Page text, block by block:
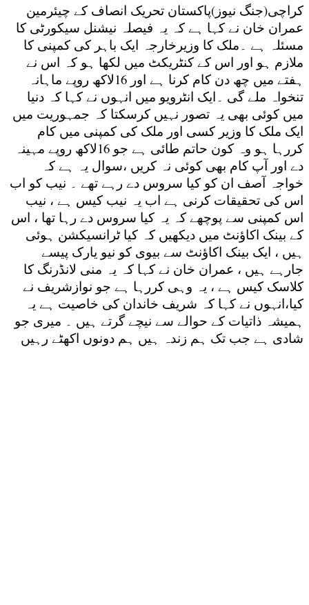
کراچی(جنگ نیوز)پاکستان تحریک انصاف کے چیئرمین
عمران خان نے کہا ہے کہ یہ فیصلہ نیشنل سیکورٹی کا
مسئلہ ہے ۔ملک کا وزیرخارجہ ایک باہر کی کمپنی کا
ملازم ہو اور اس کے کنٹریکٹ میں لکھا ہو کہ اس نے
ہفتے میں چھ دن کام کرنا ہے اور 16لاکھ روپے ماہانہ
تنخواہ ملے گی ۔ایک انٹرویو میں انہوں نے کہا کہ دنیا
میں کوئی بھی یہ تصور نہیں کرسکتا کہ جمہوریت میں
ایک ملک کا وزیر کسی اور ملک کی کمپنی میں کام
کررہا ہو وہ کون حاتم طائی ہے جو 16لاکھ روپے مہینہ
دے اور آپ کام بھی کوئی نہ کریں ،سوال یہ ہے کہ
خواجہ آصف ان کو کیا سروس دے رہے تھے ۔ نیب کو اب
اس کی تحقیقات کرنی ہے اب یہ نیب کیس ہے ، نیب
اس کمپنی سے پوچھے کہ یہ کیا سروس دے رہا تھا ، اس
کے بینک اکاؤنٹ میں دیکھیں کہ کیا ٹرانسیکشن ہوئی
ہیں ، ایک بینک اکاؤنٹ سے بیوی کو نیو یارک پیسے
جارہے ہیں ، عمران خان نے کہا کہ یہ منی لانڈرنگ کا
کلاسک کیس ہے ، یہ وہی کررہا ہے جو نوازشریف نے
کیا،انہوں نے کہا کہ شریف خاندان کی خاصیت ہے یہ
ہمیشہ ذاتیات کے حوالے سے نیچے گرتے ہیں ۔ میری جو
شادی ہے جب تک ہم زندہ ہیں ہم دونوں اکھٹے رہیں